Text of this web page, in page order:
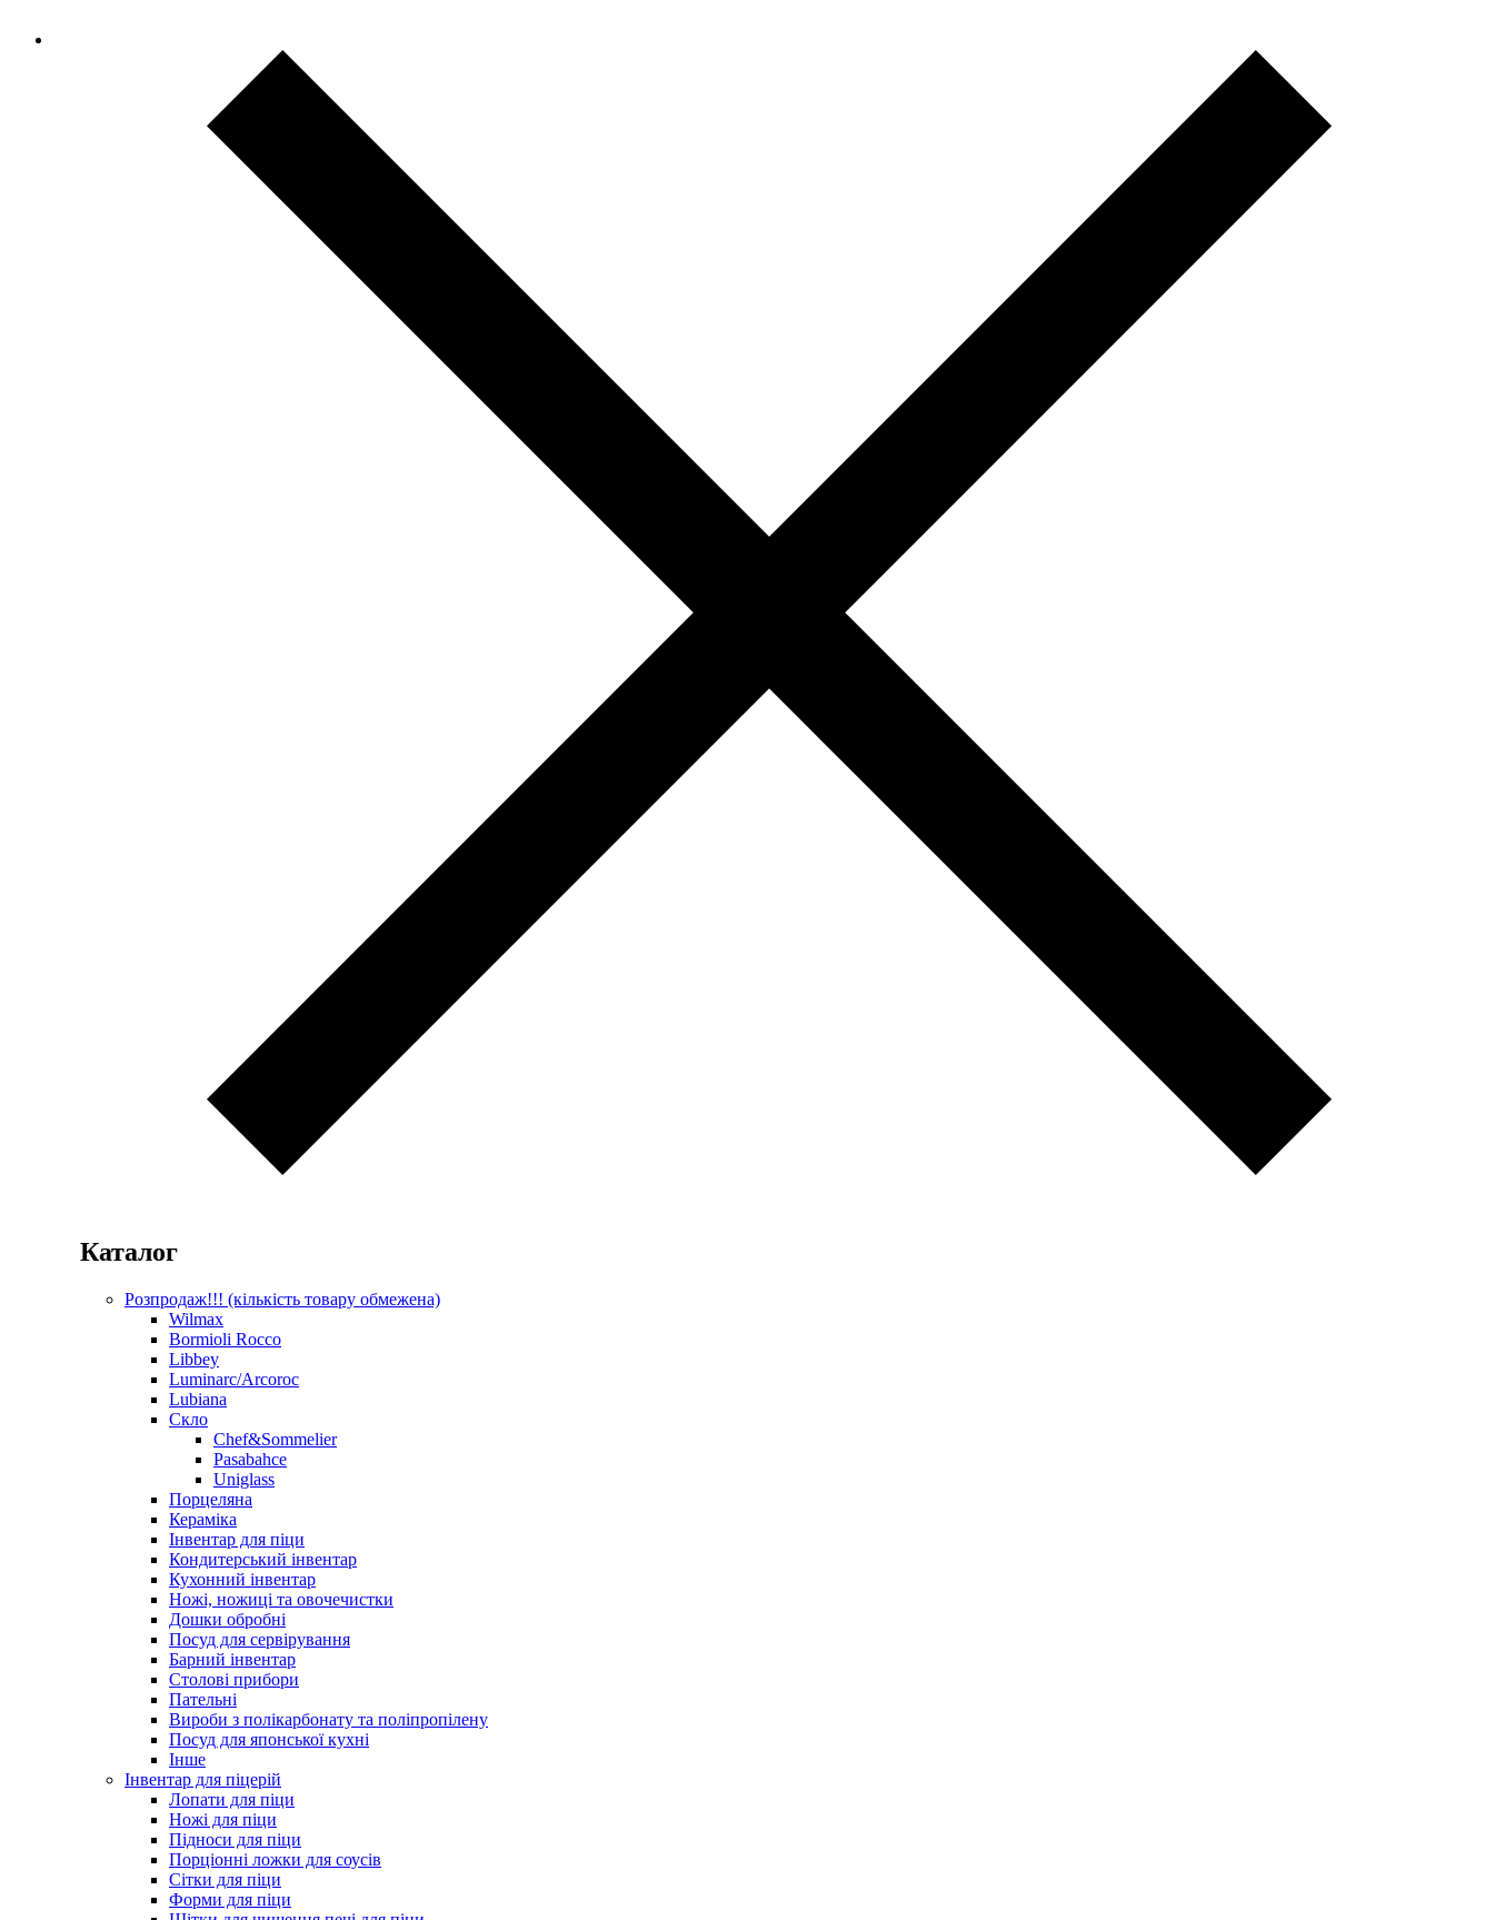
Каталог
Розпродаж!!! (кількість товару обмежена)
Wilmax
Bormioli Rocco
Libbey
Luminarc/Arcoroc
Lubiana
Скло
Chef&Sommelier
Pasabahce
Uniglass
Порцеляна
Кераміка
Інвентар для піци
Кондитерський інвентар
Кухонний інвентар
Ножі, ножиці та овочечистки
Дошки обробні
Посуд для сервірування
Барний інвентар
Столові прибори
Пательні
Вироби з полікарбонату та поліпропілену
Посуд для японської кухні
Інше
Інвентар для піцерій
Лопати для піци
Ножі для піци
Підноси для піци
Порціонні ложки для соусів
Сітки для піци
Форми для піци